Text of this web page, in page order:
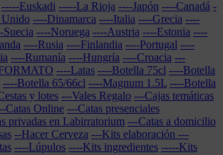
-----Euskadi -----La Rioja ----Japón ----Canadá -
----Dinamarca ----Italia ----Grecia ----
Suecia ----Noruega ----Austria ----Estonia ----
----Rusia ----Finlandia ----Portugal ----
----Rumanía ----Hungría ----Croacia ---
----Latas ----Botella 75cl ----Botella
----Botella 65/66cl ----Magnum 1.5L ----Botella
y lotes ---Vales Regalo ---Cajas temáticas
Catas Online ---Catas presenciales
privadas en Labirratorium ---Catas a domicilio
--Hacer Cerveza ---Kits elaboración ---
----Lúpulos ----Kits ingredientes -----Kits